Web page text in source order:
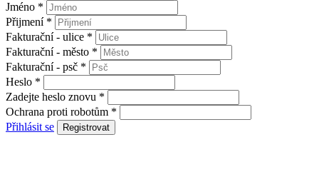
Jméno *
Přijmení *
Fakturační - ulice *
Fakturační - město *
Fakturační - psč *
Heslo *
Zadejte heslo znovu *
Ochrana proti robotům *
Přihlásit se